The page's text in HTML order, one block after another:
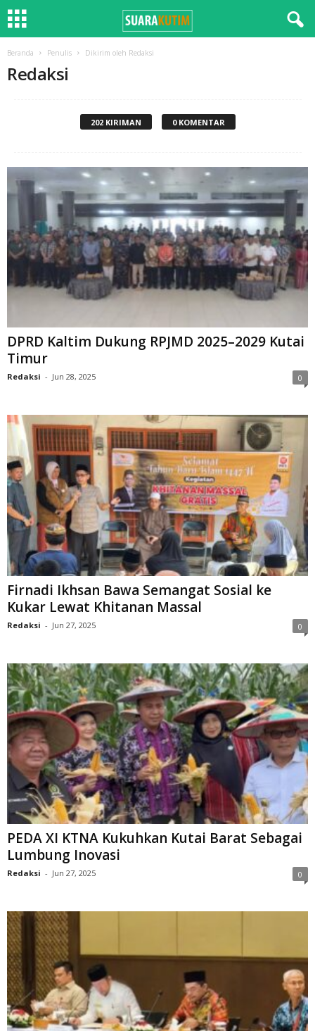
Beranda Penulis Dikirim oleh Redaksi
Redaksi
202 KIRIMAN 0 KOMENTAR
DPRD Kaltim Dukung RPJMD 2025–2029 Kutai
Timur
Redaksi - Jun 28, 2025 0
Firnadi Ikhsan Bawa Semangat Sosial ke
Kukar Lewat Khitanan Massal
Redaksi - Jun 27, 2025 0
PEDA XI KTNA Kukuhkan Kutai Barat Sebagai
Lumbung Inovasi
Redaksi - Jun 27, 2025 0